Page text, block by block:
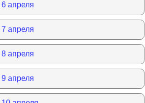
апреля
апреля
апреля
апреля